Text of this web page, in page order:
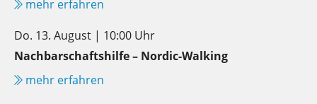
mehr erfahren
Do. 13. August | 10:00 Uhr
Nachbarschaftshilfe – Nordic-Walking
mehr erfahren